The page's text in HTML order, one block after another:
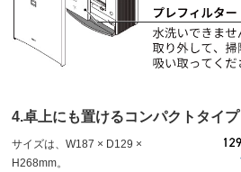
4.卓上にも置けるコンパクトタイプ
サイズは、W187 × D129 ×
H268mm。